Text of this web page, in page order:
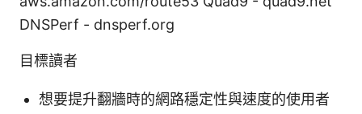
DNSPerf - dnsperf.org
目標讀者
想要提升翻牆時的網路穩定性與速度的使用者